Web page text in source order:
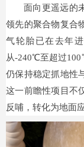
面向更遥远的
领先的聚合物复合
气轮胎已在去年
从-240℃至超过
仍保持稳定抓地性
这一前瞻性项目不
反哺，转化为地面